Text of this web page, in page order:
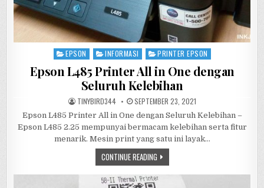
Posted
EPSON INFORMASI PRINTER EPSON
Epson L485 Printer All in One dengan
Seluruh Kelebihan
AUTHOR:
TINYBIRD344 PUBLISHED
DATE:
SEPTEMBER 23, 2021
Epson L485 Printer All in One dengan Seluruh Kelebihan –
Epson L485 2.25 mempunyai bermacam kelebihan serta fitur
menarik. Mesin print yang satu ini layak…
CONTINUE READINGEPSON
L485
PRINTER
ALL